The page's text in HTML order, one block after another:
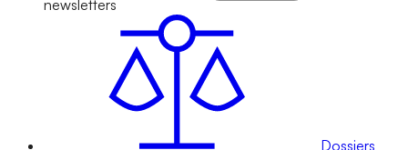
newsletters
Dossiers